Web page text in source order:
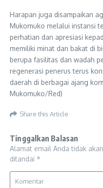
Harapan juga disampaikan
Mukomuko melalui instansi
perhatian dan apresiasi
memiliki minat dan bakat di
berupa fasilitas dan wadah
regenerasi penerus terus
daerah di berbagai ajang
Mukomuko/Red)
Share this Article
Tinggalkan Balasan
Alamat email Anda tidak
ditandai *